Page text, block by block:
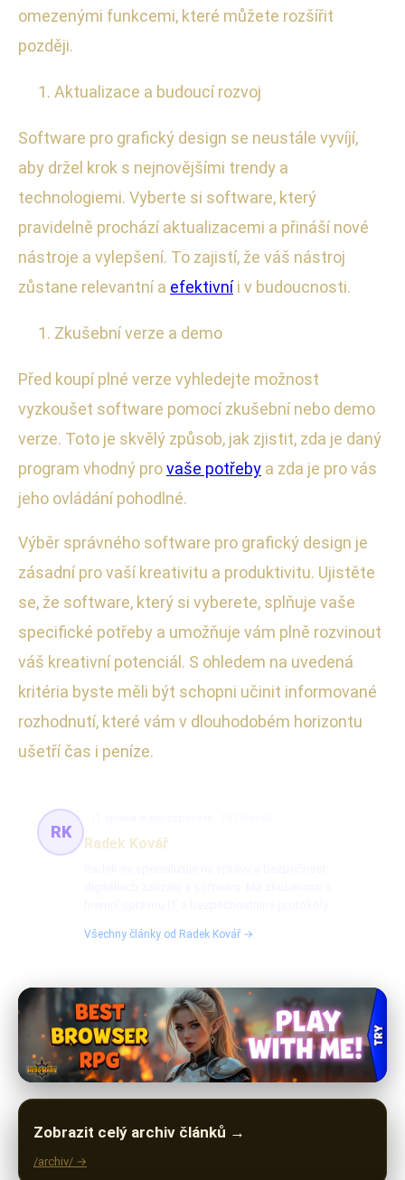
omezenými funkcemi, které můžete rozšířit
později.
Aktualizace a budoucí rozvoj
Software pro grafický design se neustále vyvíjí,
aby držel krok s nejnovějšími trendy a
technologiemi. Vyberte si software, který
pravidelně prochází aktualizacemi a přináší nové
nástroje a vylepšení. To zajistí, že váš nástroj
zůstane relevantní a efektivníi v budoucnosti.
Zkušební verze a demo
Před koupí plné verze vyhledejte možnost
vyzkoušet software pomocí zkušební nebo demo
verze. Toto je skvělý způsob, jak zjistit, zda je daný
program vhodný provaše potřeby a zda je pro vás
jeho ovládání pohodlné.
Výběr správného software pro grafický design je
zásadní pro vaší kreativitu a produktivitu. Ujistěte
se, že software, který si vyberete, splňuje vaše
specifické potřeby a umožňuje vám plně rozvinout
váš kreativní potenciál. S ohledem na uvedená
kritéria byste měli být schopni učinit informované
rozhodnutí, které vám v dlouhodobém horizontu
ušetří čas i peníze.
RK
Radek Kovář
Všechny články od Radek Kovář →
Zobrazit celý archiv článků →
/archiv/ →